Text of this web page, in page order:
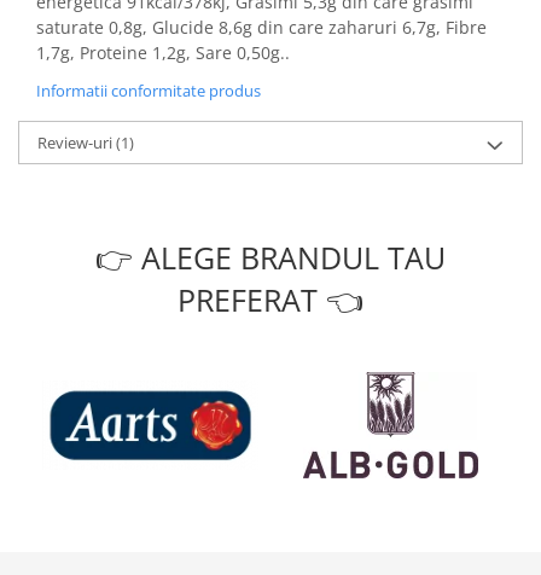
saturate 0,8g, Glucide 8,6g din care zaharuri 6,7g, Fibre
1,7g, Proteine 1,2g, Sare 0,50g..
Informatii conformitate produs
Review-uri(1)
👉 ALEGE BRANDUL TAU
PREFERAT 👈